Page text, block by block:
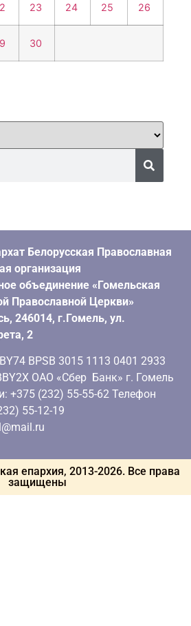
23 24 25 26
30
Белорусская Православная
организация
объединение «Гомельская
Православной Церкви»
246014, г.Гомель, ул.
2
BPSB 3015 1113 0401 2933
ОАО «Сбер Банк» г. Гомель
+375 (232) 55-55-62 Телефон
55-12-19
епархия, 2013-2026. Все права
защищены